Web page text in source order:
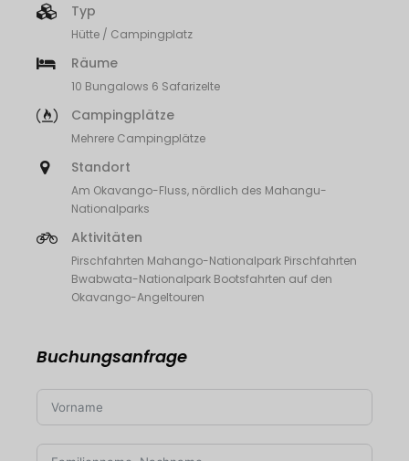
Typ
Hütte / Campingplatz
Räume
10 Bungalows 6 Safarizelte
Campingplätze
Mehrere Campingplätze
Standort
Am Okavango-Fluss, nördlich des Mahangu-
Nationalparks
Aktivitäten
Pirschfahrten Mahango-Nationalpark Pirschfahrten
Bwabwata-Nationalpark Bootsfahrten auf den
Okavango-Angeltouren
Buchungsanfrage